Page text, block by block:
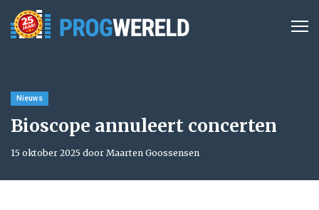
Nieuws
Bioscope annuleert concerten
15 oktober 2025 door Maarten Goossensen